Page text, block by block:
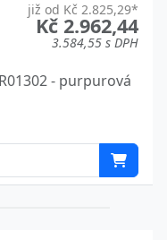
již od Kč 2.825,29*
Kč 2.962,44
3.584,55 s DPH
- purpurová